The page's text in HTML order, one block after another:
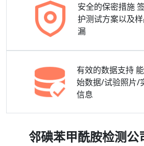
安全的保密措施
护测试方案以及
漏
有效的数据支持
始数据/试验照片/
信息
邻碘苯甲酰胺检测公